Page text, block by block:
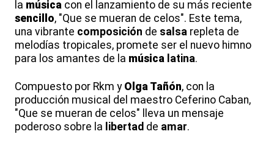
la música con el lanzamiento de su más reciente
sencillo, "Que se mueran de celos". Este tema,
una vibrante composición de salsa repleta de
melodías tropicales, promete ser el nuevo himno
para los amantes de la música latina.
Compuesto por Rkm y Olga Tañón, con la
producción musical del maestro Ceferino Caban,
"Que se mueran de celos" lleva un mensaje
poderoso sobre la libertad de amar.